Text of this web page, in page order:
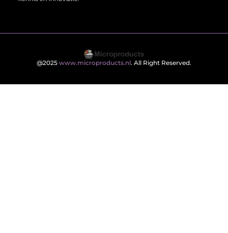
@2025 www.microproducts.nl. All Right Reserved.